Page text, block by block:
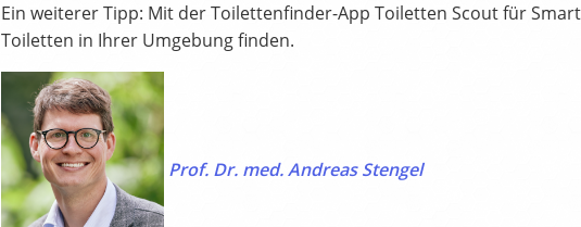
Ein weiterer Tipp: Mit der Toilettenfinder-App Toiletten Scout für
Toiletten in Ihrer Umgebung finden.
Prof. Dr. med. Andreas Stengel